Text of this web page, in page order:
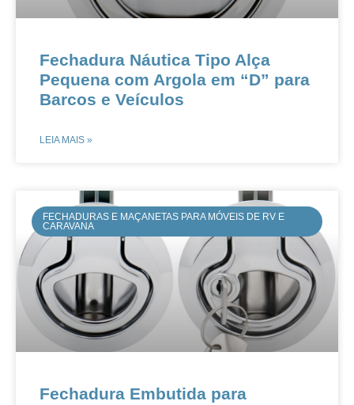
Fechadura Náutica Tipo Alça
Pequena com Argola em “D” para
Barcos e Veículos​​
LEIA MAIS »
FECHADURAS E MAÇANETAS PARA MÓVEIS DE RV E
CARAVANA
Fechadura Embutida para